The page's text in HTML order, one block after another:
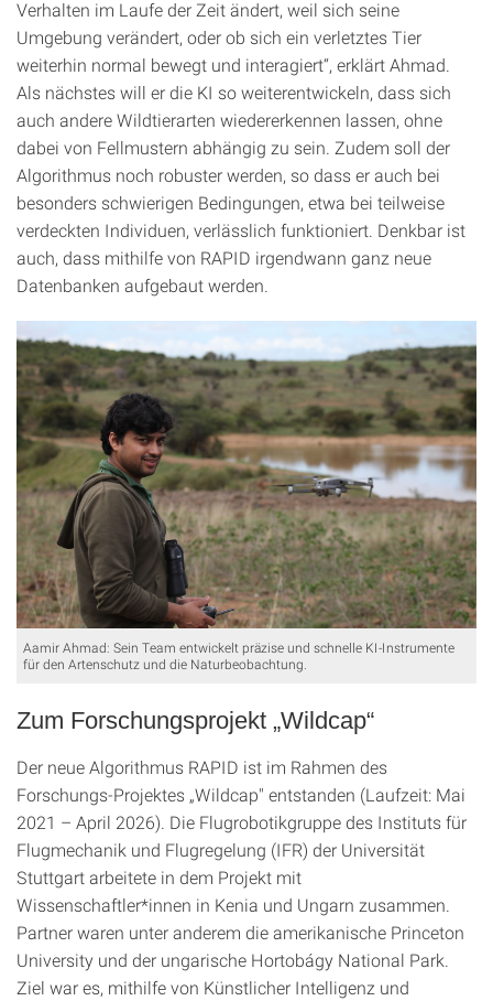
Verhalten im Laufe der Zeit ändert, weil sich seine
Umgebung verändert, oder ob sich ein verletztes Tier
weiterhin normal bewegt und interagiert“, erklärt Ahmad.
Als nächstes will er die KI so weiterentwickeln, dass sich
auch andere Wildtierarten wiedererkennen lassen, ohne
dabei von Fellmustern abhängig zu sein. Zudem soll der
Algorithmus noch robuster werden, so dass er auch bei
besonders schwierigen Bedingungen, etwa bei teilweise
verdeckten Individuen, verlässlich funktioniert. Denkbar ist
auch, dass mithilfe von RAPID irgendwann ganz neue
Datenbanken aufgebaut werden.
Aamir Ahmad: Sein Team entwickelt präzise und schnelle KI-Instrumente
für den Artenschutz und die Naturbeobachtung.
Zum Forschungsprojekt „Wildcap“
Der neue Algorithmus RAPID ist im Rahmen des
Forschungs-Projektes „Wildcap" entstanden (Laufzeit: Mai
2021 – April 2026). Die Flugrobotikgruppe des Instituts für
Flugmechanik und Flugregelung (IFR) der Universität
Stuttgart arbeitete in dem Projekt mit
Wissenschaftler*innen in Kenia und Ungarn zusammen.
Partner waren unter anderem die amerikanische Princeton
University und der ungarische Hortobágy National Park.
Ziel war es, mithilfe von Künstlicher Intelligenz und